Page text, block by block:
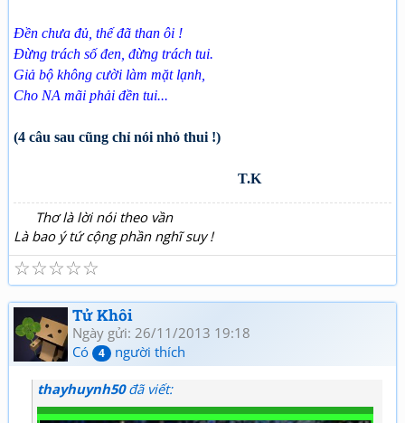
Đền chưa đủ, thế đã than ôi !
Đừng trách số đen, đừng trách tui.
Giả bộ không cười làm mặt lạnh,
Cho NA mãi phải đền tui...
(4 câu sau cũng chỉ nói nhỏ thui !)
T.K
Thơ là lời nói theo vần
Là bao ý tứ cộng phần nghĩ suy !
☆
☆
☆
☆
☆
Tử Khôi
Ngày gửi: 26/11/2013 19:18
Có
4 người thích
thayhuynh50đã viết: